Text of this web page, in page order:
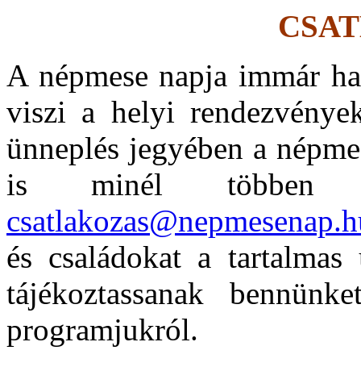
A népmese napja immár
viszi a helyi
ünneplés jegyében a
is minél többen
és családokat a
tájékoztassanak
programjukról.